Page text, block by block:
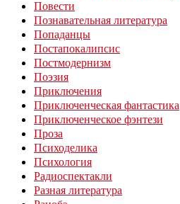
Повести
Познавательная литература
Попаданцы
Постапокалипсис
Постмодернизм
Поэзия
Приключения
Приключенческая фантастика
Приключенческое фэнтези
Проза
Психоделика
Психология
Радиоспектакли
Разная литература